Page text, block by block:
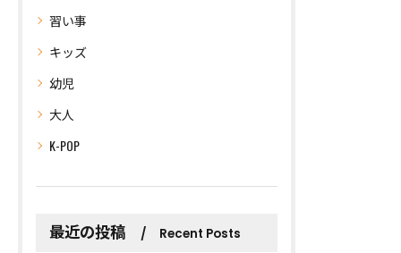
習い事
キッズ
幼児
大人
K-POP
最近の投稿 Recent Posts